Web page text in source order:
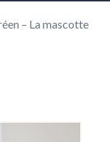
– La mascotte